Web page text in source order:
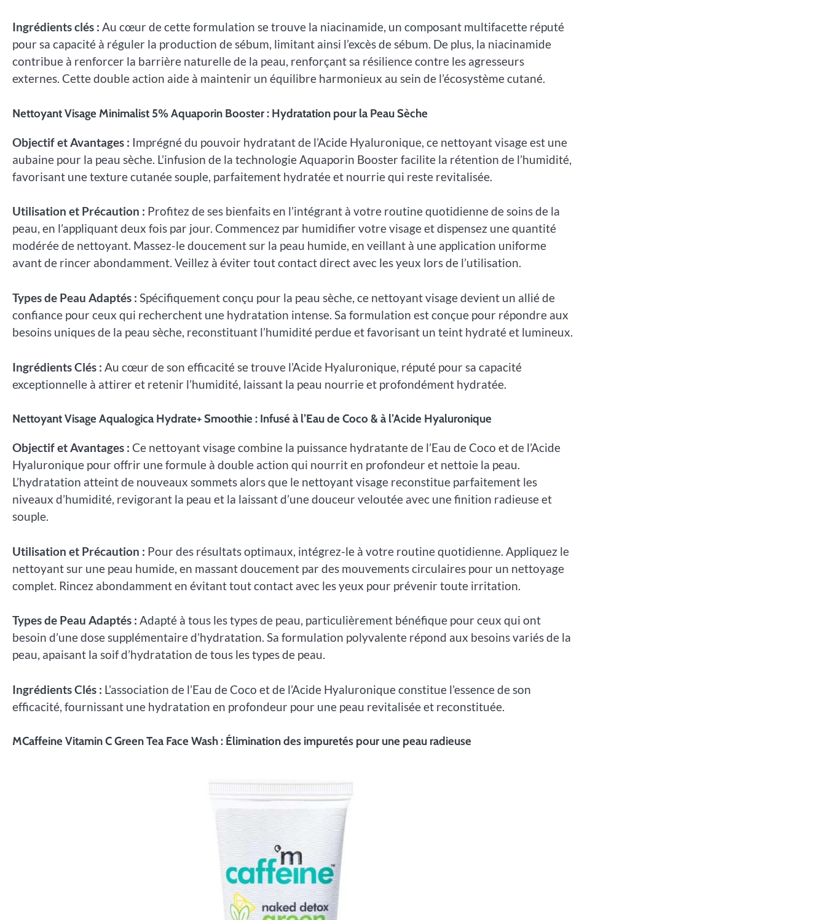
Ingrédients clés : Au cœur de cette formulation se trouve la niacinamide, un composant multifacette réputé
pour sa capacité à réguler la production de sébum, limitant ainsi l’excès de sébum. De plus, la niacinamide
contribue à renforcer la barrière naturelle de la peau, renforçant sa résilience contre les agresseurs
externes. Cette double action aide à maintenir un équilibre harmonieux au sein de l’écosystème cutané.
Nettoyant Visage Minimalist 5% Aquaporin Booster : Hydratation pour la Peau Sèche
Objectif et Avantages : Imprégné du pouvoir hydratant de l’Acide Hyaluronique, ce nettoyant visage est une
aubaine pour la peau sèche. L’infusion de la technologie Aquaporin Booster facilite la rétention de l’humidité,
favorisant une texture cutanée souple, parfaitement hydratée et nourrie qui reste revitalisée.
Utilisation et Précaution : Profitez de ses bienfaits en l’intégrant à votre routine quotidienne de soins de la
peau, en l’appliquant deux fois par jour. Commencez par humidifier votre visage et dispensez une quantité
modérée de nettoyant. Massez-le doucement sur la peau humide, en veillant à une application uniforme
avant de rincer abondamment. Veillez à éviter tout contact direct avec les yeux lors de l’utilisation.
Types de Peau Adaptés : Spécifiquement conçu pour la peau sèche, ce nettoyant visage devient un allié de
confiance pour ceux qui recherchent une hydratation intense. Sa formulation est conçue pour répondre aux
besoins uniques de la peau sèche, reconstituant l’humidité perdue et favorisant un teint hydraté et lumineux.
Ingrédients Clés : Au cœur de son efficacité se trouve l’Acide Hyaluronique, réputé pour sa capacité
exceptionnelle à attirer et retenir l’humidité, laissant la peau nourrie et profondément hydratée.
Nettoyant Visage Aqualogica Hydrate+ Smoothie : Infusé à l’Eau de Coco & à l’Acide Hyaluronique
Objectif et Avantages : Ce nettoyant visage combine la puissance hydratante de l’Eau de Coco et de l’Acide
Hyaluronique pour offrir une formule à double action qui nourrit en profondeur et nettoie la peau.
L’hydratation atteint de nouveaux sommets alors que le nettoyant visage reconstitue parfaitement les
niveaux d’humidité, revigorant la peau et la laissant d’une douceur veloutée avec une finition radieuse et
souple.
Utilisation et Précaution : Pour des résultats optimaux, intégrez-le à votre routine quotidienne. Appliquez le
nettoyant sur une peau humide, en massant doucement par des mouvements circulaires pour un nettoyage
complet. Rincez abondamment en évitant tout contact avec les yeux pour prévenir toute irritation.
Types de Peau Adaptés : Adapté à tous les types de peau, particulièrement bénéfique pour ceux qui ont
besoin d’une dose supplémentaire d’hydratation. Sa formulation polyvalente répond aux besoins variés de la
peau, apaisant la soif d’hydratation de tous les types de peau.
Ingrédients Clés : L’association de l’Eau de Coco et de l’Acide Hyaluronique constitue l’essence de son
efficacité, fournissant une hydratation en profondeur pour une peau revitalisée et reconstituée.
MCaffeine Vitamin C Green Tea Face Wash : Élimination des impuretés pour une peau radieuse